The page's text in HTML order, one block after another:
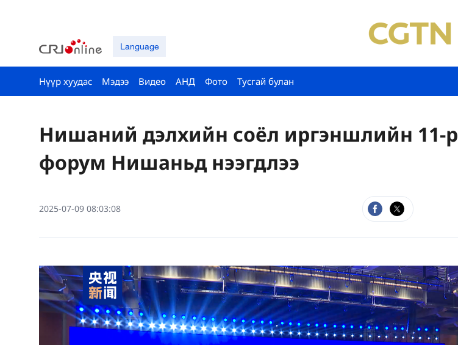
Language
Нүүр хуудас Мэдээ Видео АНД Фото Тусгай булан
Нишаний дэлхийн соёл иргэншлийн 11-р
форум Нишаньд нээгдлээ
2025-07-09 08:03:08